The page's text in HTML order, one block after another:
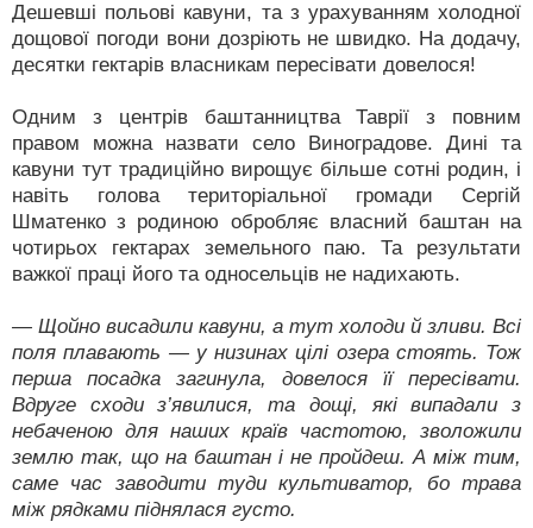
Дешевші польові кавуни, та з урахуванням холодної
дощової погоди вони дозріють не швидко. На додачу,
десятки гектарів власникам пересівати довелося!
Одним з центрів баштанництва Таврії з повним
правом можна назвати село Виноградове. Дині та
кавуни тут традиційно вирощує більше сотні родин, і
навіть голова територіальної громади Сергій
Шматенко з родиною обробляє власний баштан на
чотирьох гектарах земельного паю. Та результати
важкої праці його та односельців не надихають.
— Щойно висадили кавуни, а тут холоди й зливи. Всі
поля плавають — у низинах цілі озера стоять. Тож
перша посадка загинула, довелося її пересівати.
Вдруге сходи з’явилися, та дощі, які випадали з
небаченою для наших країв частотою, зволожили
землю так, що на баштан і не пройдеш. А між тим,
саме час заводити туди культиватор, бо трава
між рядками піднялася густо.